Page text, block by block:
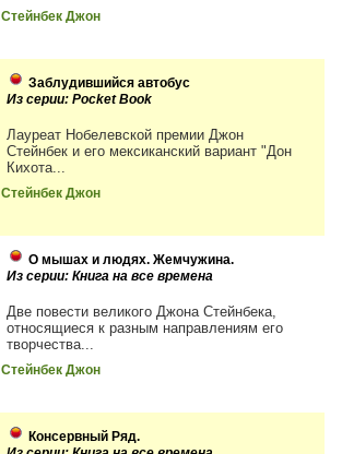
Стейнбек Джон
Заблудившийся автобус
Из серии: Pocket Book
Лауреат Нобелевской премии Джон
Стейнбек и его мексиканский вариант "Дон
Кихота...
Стейнбек Джон
О мышах и людях. Жемчужина.
Из серии: Книга на все времена
Две повести великого Джона Стейнбека,
относящиеся к разным направлениям его
творчества...
Стейнбек Джон
Консервный Ряд.